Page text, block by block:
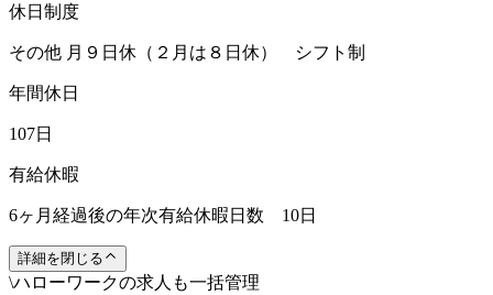
休日制度
その他 月９日休（２月は８日休） シフト制
年間休日
107日
有給休暇
6ヶ月経過後の年次有給休暇日数 10日
詳細を閉じる
\ハローワークの求人も一括管理